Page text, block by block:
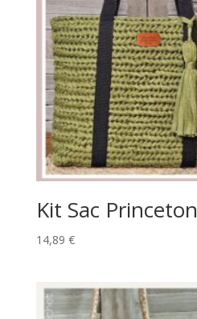
Kit Sac Princeton
14,89 €